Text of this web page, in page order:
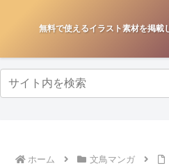
無料で使えるイラスト素材を掲載
ホーム 文鳥マンガ